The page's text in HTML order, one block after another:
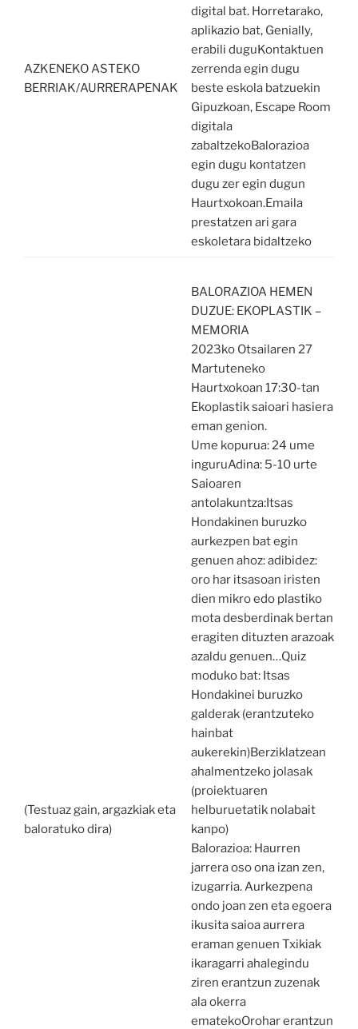
AZKENEKO ASTEKO
BERRIAK/AURRERAPENAK
digital bat. Horretarako,
aplikazio bat, Genially,
erabili duguKontaktuen
zerrenda egin dugu
beste eskola batzuekin
Gipuzkoan, Escape Room
digitala
zabaltzekoBalorazioa
egin dugu kontatzen
dugu zer egin dugun
Haurtxokoan.Emaila
prestatzen ari gara
eskoletara bidaltzeko
(Testuaz gain, argazkiak eta
baloratuko dira)
BALORAZIOA HEMEN
DUZUE: EKOPLASTIK –
MEMORIA
2023ko Otsailaren 27
Martuteneko
Haurtxokoan 17:30-tan
Ekoplastik saioari hasiera
eman genion.
Ume kopurua: 24 ume
inguruAdina: 5-10 urte
Saioaren
antolakuntza:Itsas
Hondakinen buruzko
aurkezpen bat egin
genuen ahoz: adibidez:
oro har itsasoan iristen
dien mikro edo plastiko
mota desberdinak bertan
eragiten dituzten arazoak
azaldu genuen…Quiz
moduko bat: Itsas
Hondakinei buruzko
galderak (erantzuteko
hainbat
aukerekin)Berziklatzean
ahalmentzeko jolasak
(proiektuaren
helburuetatik nolabait
kanpo)
Balorazioa: Haurren
jarrera oso ona izan zen,
izugarria. Aurkezpena
ondo joan zen eta egoera
ikusita saioa aurrera
eraman genuen Txikiak
ikaragarri ahalegindu
ziren erantzun zuzenak
ala okerra
ematekoOrohar erantzun